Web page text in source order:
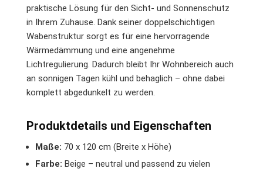
praktische Lösung für den Sicht- und Sonnenschutz
in Ihrem Zuhause. Dank seiner doppelschichtigen
Wabenstruktur sorgt es für eine hervorragende
Wärmedämmung und eine angenehme
Lichtregulierung. Dadurch bleibt Ihr Wohnbereich auch
an sonnigen Tagen kühl und behaglich – ohne dabei
komplett abgedunkelt zu werden.
Produktdetails und Eigenschaften
Maße: 70 x 120 cm (Breite x Höhe)
Farbe: Beige – neutral und passend zu vielen